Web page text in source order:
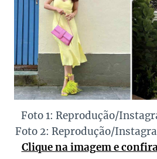
Foto 1: Reprodução/
Foto 2: Reprodução/
Clique na imagem e